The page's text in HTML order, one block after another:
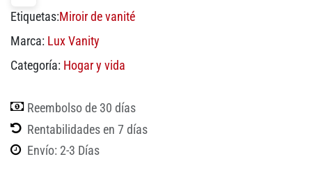
Etiquetas:Miroir de vanité
Marca: Lux Vanity
Categoría: Hogar y vida
Reembolso de 30 días
Rentabilidades en 7 días
Envío: 2-3 Días